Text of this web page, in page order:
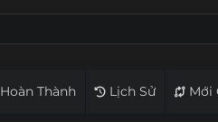
Hoàn Thành Lịch Sử Mới